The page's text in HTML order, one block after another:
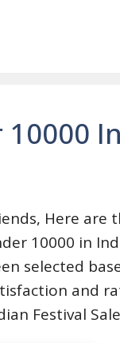
Here are
10000 in
selected
and
Festival